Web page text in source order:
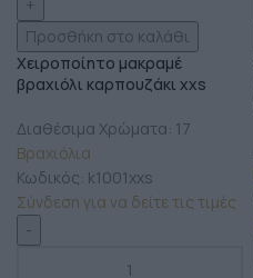
Προσθήκη στο καλάθι
Χειροποίητο μακραμέ
βραχιόλι καρπουζάκι xxs
Διαθέσιμα Χρώματα: 17
Βραχιόλια
Κωδικός: k1001xxs
Σύνδεση για να δείτε τις τιμές